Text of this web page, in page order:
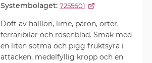
Systembolaget: 7255601
Doft av halllon, lime, päron, örter,
ferraribilar och rosenblad. Smak med
en liten sötma och pigg fruktsyra i
attacken, medelfyllig kropp och en